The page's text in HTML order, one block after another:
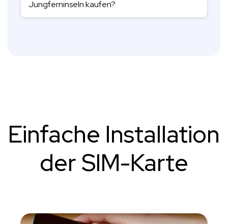
Jungferninseln kaufen?
Einfache Installation
der SIM-Karte